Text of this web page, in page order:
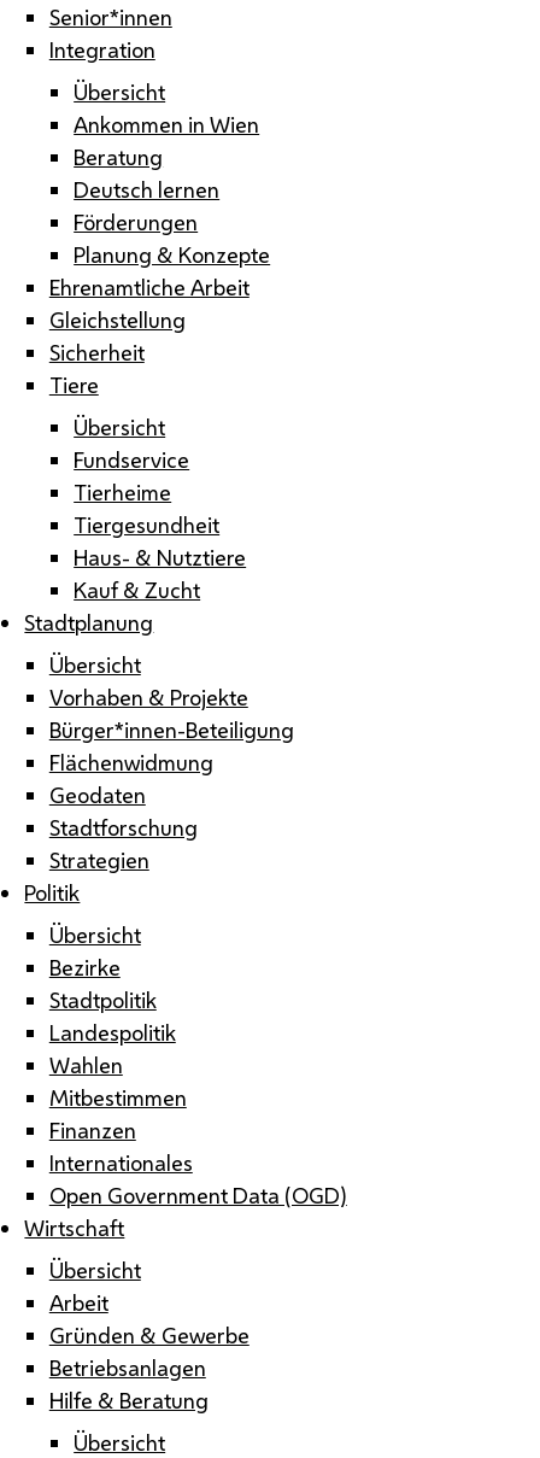
Senior*innen
Integration
Übersicht
Ankommen in Wien
Beratung
Deutsch lernen
Förderungen
Planung & Konzepte
Ehrenamtliche Arbeit
Gleichstellung
Sicherheit
Tiere
Übersicht
Fundservice
Tierheime
Tiergesundheit
Haus- & Nutztiere
Kauf & Zucht
Stadtplanung
Übersicht
Vorhaben & Projekte
Bürger*innen-Beteiligung
Flächenwidmung
Geodaten
Stadtforschung
Strategien
Politik
Übersicht
Bezirke
Stadtpolitik
Landespolitik
Wahlen
Mitbestimmen
Finanzen
Internationales
Open Government Data (OGD)
Wirtschaft
Übersicht
Arbeit
Gründen & Gewerbe
Betriebsanlagen
Hilfe & Beratung
Übersicht